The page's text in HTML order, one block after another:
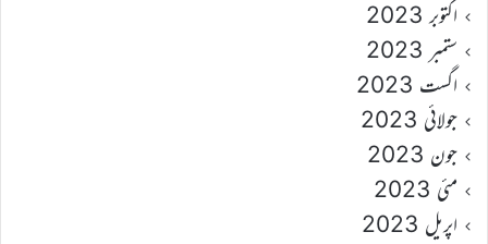
اکتوبر 2023
ستمبر 2023
اگست 2023
جولائی 2023
جون 2023
مئی 2023
اپریل 2023